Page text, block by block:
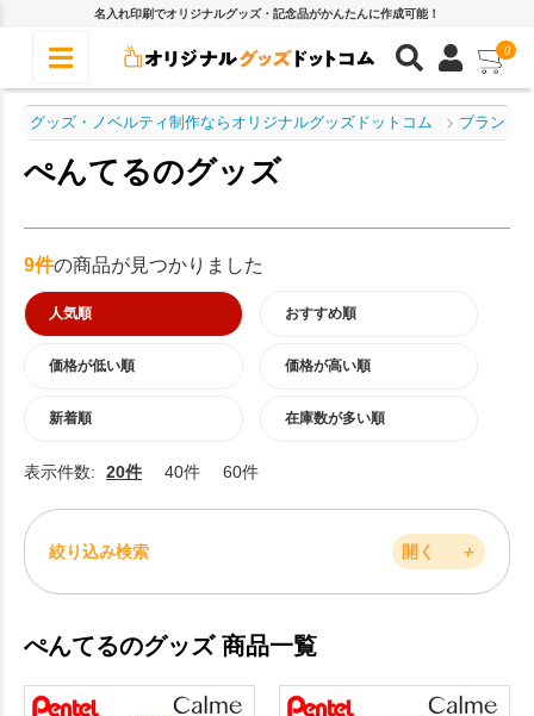
名入れ印刷でオリジナルグッズ・記念品がかんたんに作成可能！
0
グッズ・ノベルティ制作ならオリジナルグッズドットコム ブランド
ぺんてるのグッズ
9件の商品が見つかりました
人気順 おすすめ順
価格が低い順 価格が高い順
新着順 在庫数が多い順
表示件数: 20件 40件 60件
絞り込み検索 開く ＋
ぺんてるのグッズ 商品一覧